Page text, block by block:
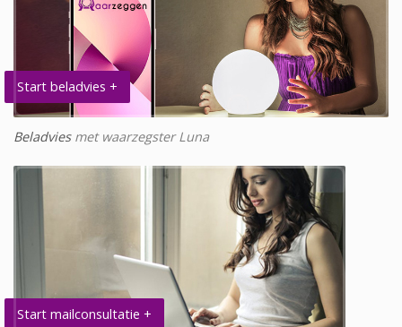
Start beladvies +
Beladviesmet waarzegster Luna
Start mailconsultatie +